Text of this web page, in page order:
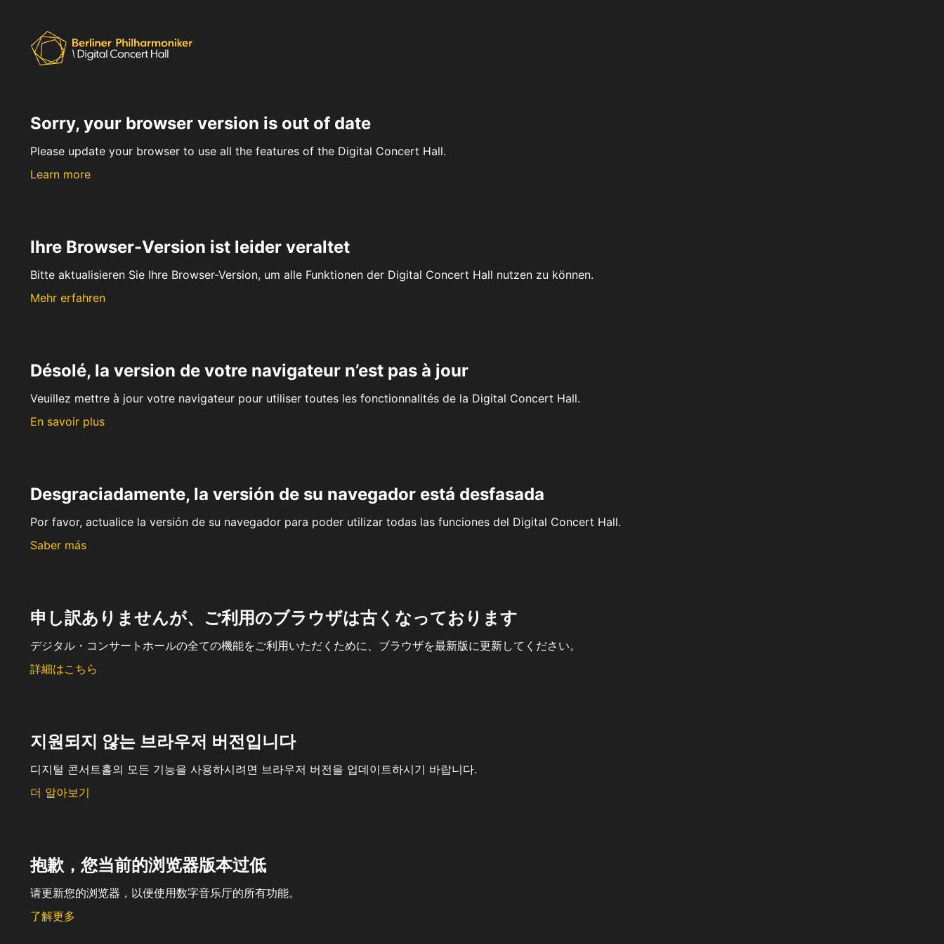
Sorry, your browser version is out of date
Please update your browser to use all the features of the Digital Concert Hall.
Learn more
Ihre Browser-Version ist leider veraltet
Bitte aktualisieren Sie Ihre Browser-Version, um alle Funktionen der Digital Concert Hall nutzen zu können.
Mehr erfahren
Désolé, la version de votre navigateur n’est pas à jour
Veuillez mettre à jour votre navigateur pour utiliser toutes les fonctionnalités de la Digital Concert Hall.
En savoir plus
Desgraciadamente, la versión de su navegador está desfasada
Por favor, actualice la versión de su navegador para poder utilizar todas las funciones del Digital Concert Hall.
Saber más
申し訳ありませんが、ご利用のブラウザは古くなっております
デジタル・コンサートホールの全ての機能をご利用いただくために、ブラウザを最新版に更新してください。
詳細はこちら
지원되지 않는 브라우저 버전입니다
디지털 콘서트홀의 모든 기능을 사용하시려면 브라우저 버전을 업데이트하시기 바랍니다.
더 알아보기
抱歉，您当前的浏览器版本过低
请更新您的浏览器，以便使用数字音乐厅的所有功能。
了解更多